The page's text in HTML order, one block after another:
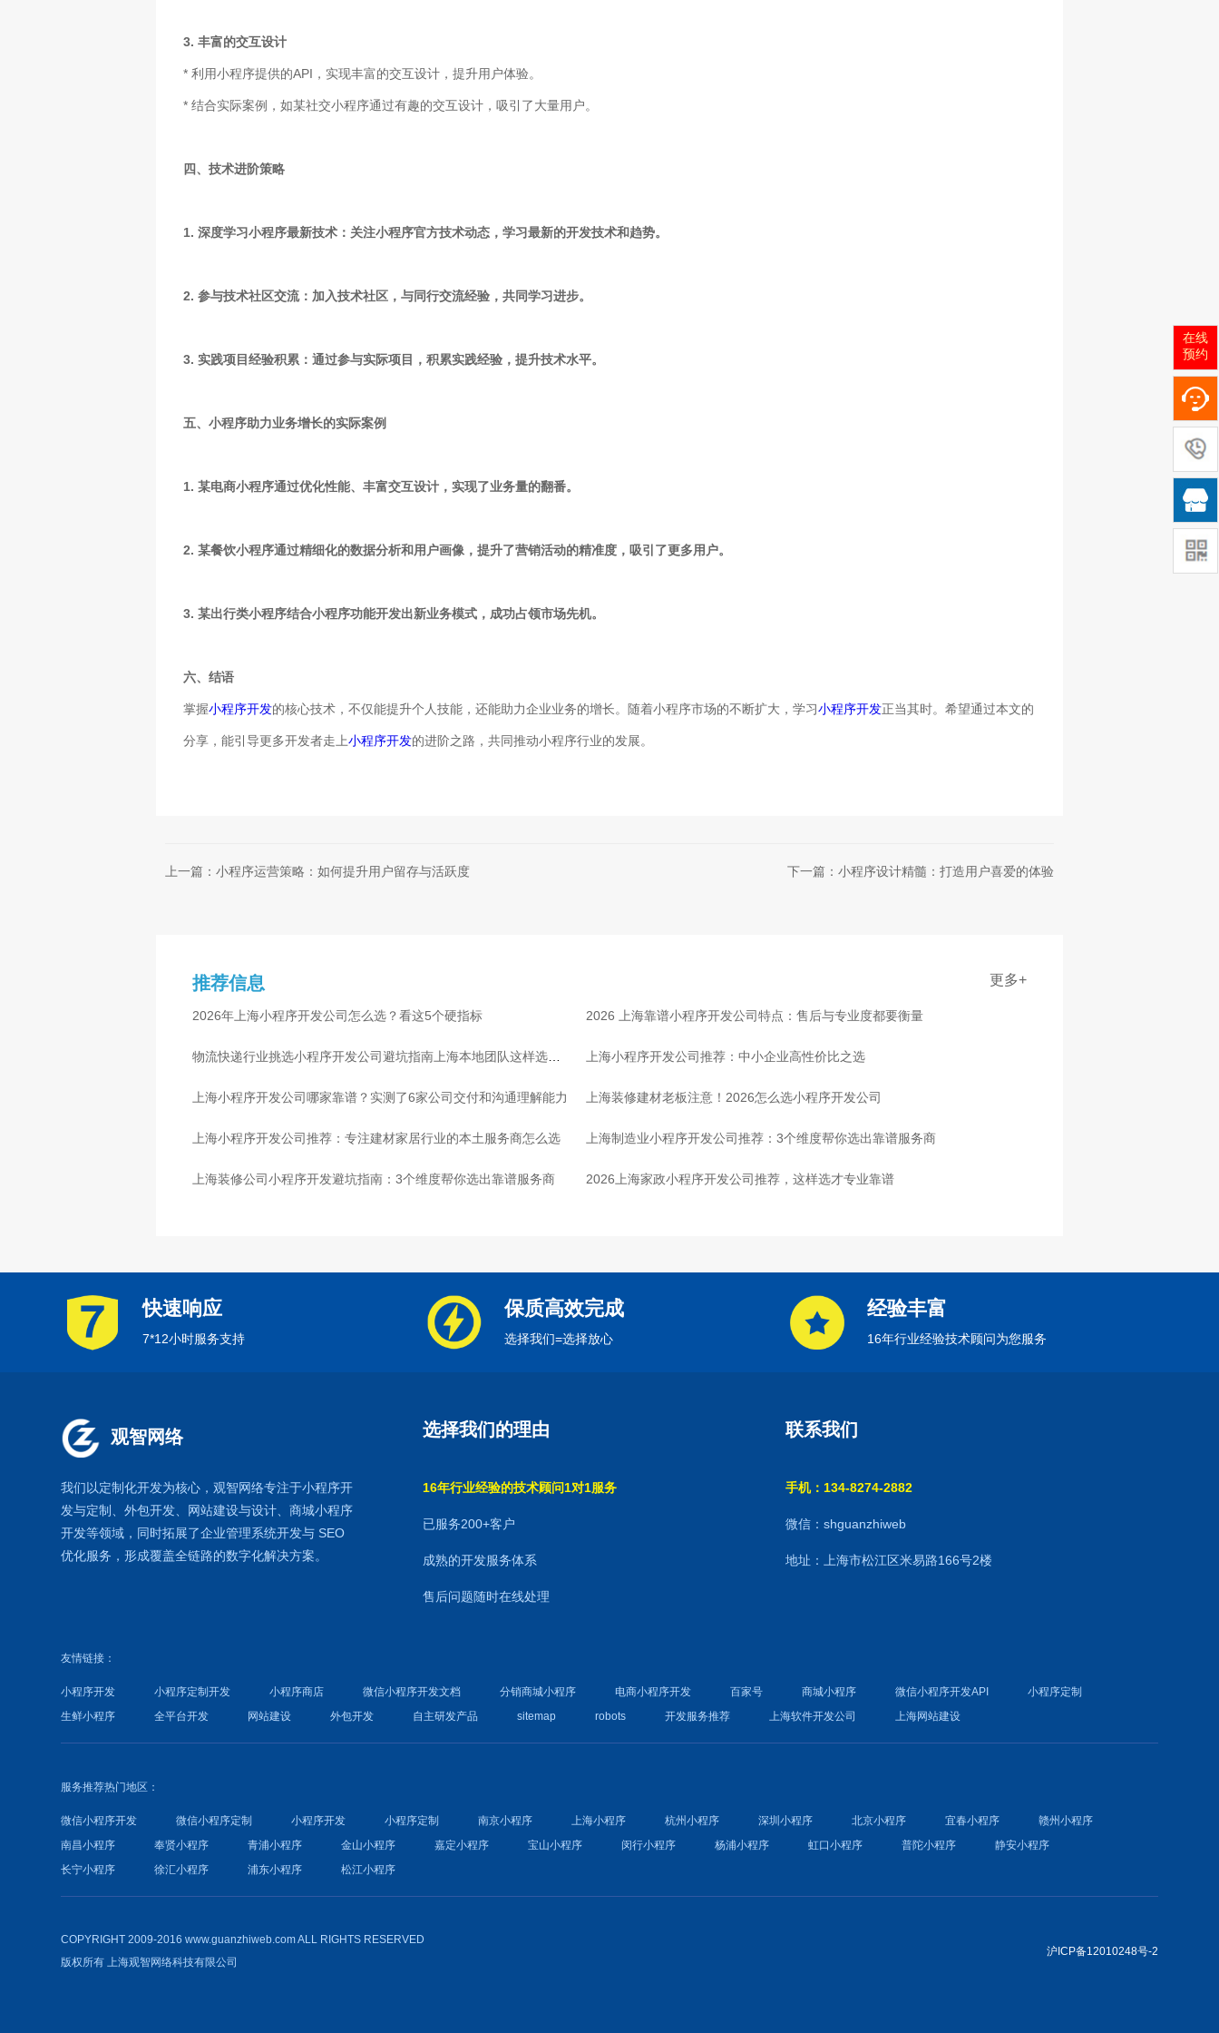
3. 丰富的交互设计
* 利用小程序提供的API，实现丰富的交互设计，提升用户体验。
* 结合实际案例，如某社交小程序通过有趣的交互设计，吸引了大量用户。
四、技术进阶策略
1. 深度学习小程序最新技术：关注小程序官方技术动态，学习最新的开发技术和趋势。
2. 参与技术社区交流：加入技术社区，与同行交流经验，共同学习进步。
3. 实践项目经验积累：通过参与实际项目，积累实践经验，提升技术水平。
五、小程序助力业务增长的实际案例
1. 某电商小程序通过优化性能、丰富交互设计，实现了业务量的翻番。
2. 某餐饮小程序通过精细化的数据分析和用户画像，提升了营销活动的精准度，吸引了更多用户。
3. 某出行类小程序结合小程序功能开发出新业务模式，成功占领市场先机。
六、结语
掌握小程序开发的核心技术，不仅能提升个人技能，还能助力企业业务的增长。随着小程序市场的不断扩大，学习小程序开发正当其时。希望通过本文的
分享，能引导更多开发者走上小程序开发的进阶之路，共同推动小程序行业的发展。
上一篇：小程序运营策略：如何提升用户留存与活跃度 下一篇：小程序设计精髓：打造用户喜爱的体验
推荐信息 更多+
2026年上海小程序开发公司怎么选？看这5个硬指标 2026 上海靠谱小程序开发公司特点：售后与专业度都要衡量
物流快递行业挑选小程序开发公司避坑指南上海本地团队这样选放
心
上海小程序开发公司推荐：中小企业高性价比之选
上海小程序开发公司哪家靠谱？实测了6家公司交付和沟通理解能力 上海装修建材老板注意！2026怎么选小程序开发公司
上海小程序开发公司推荐：专注建材家居行业的本土服务商怎么选 上海制造业小程序开发公司推荐：3个维度帮你选出靠谱服务商
上海装修公司小程序开发避坑指南：3个维度帮你选出靠谱服务商 2026上海家政小程序开发公司推荐，这样选才专业靠谱
快速响应
7*12小时服务支持
保质高效完成
选择我们=选择放心
经验丰富
16年行业经验技术顾问为您服务
观智网络
我们以定制化开发为核心，观智网络专注于小程序开
发与定制、外包开发、 网站建设与设计、商城小程序
开发等领域，同时拓展了企业管理系统开发与 SEO
优化服务，形成覆盖全链路的数字化解决方案。
选择我们的理由
16年行业经验的技术顾问1对1服务
已服务200+客户
成熟的开发服务体系
售后问题随时在线处理
联系我们
手机：134-8274-2882
微信：shguanzhiweb
地址：上海市松江区米易路166号2楼
友情链接：
小程序开发 小程序定制开发 小程序商店 微信小程序开发文档 分销商城小程序 电商小程序开发 百家号 商城小程序 微信小程序开发API
小程序定制
生鲜小程序
全平台开发 网站建设 外包开发 自主研发产品 sitemap robots 开发服务推荐 上海软件开发公司 上海网站建设
服务推荐热门地区：
微信小程序开发 微信小程序定制 小程序开发 小程序定制 南京小程序 上海小程序 杭州小程序 深圳小程序 北京小程序 宜春小程序
赣州小程序
南昌小程序
奉贤小程序 青浦小程序 金山小程序 嘉定小程序 宝山小程序 闵行小程序 杨浦小程序 虹口小程序 普陀小程序
静安小程序
长宁小程序
徐汇小程序 浦东小程序 松江小程序
COPYRIGHT 2009-2016 www.guanzhiweb.com ALL RIGHTS RESERVED
版权所有上海观智网络科技有限公司
沪ICP备12010248号-2
在线
预约
